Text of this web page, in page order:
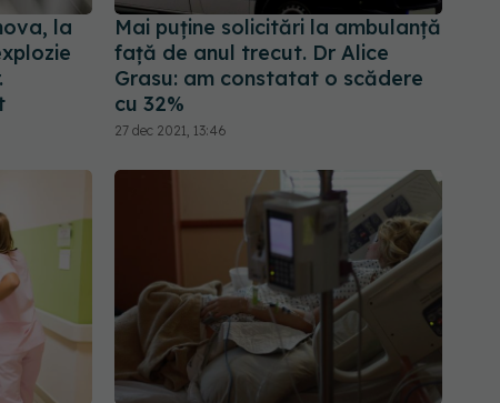
la
Mai puține solicitări la ambulanță
față de anul trecut. Dr Alice
Grasu: am constatat o scădere
cu 32%
27 dec 2021, 13:46